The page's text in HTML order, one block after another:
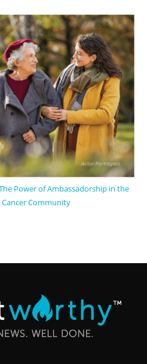
Power of Ambassadorship in the
Community